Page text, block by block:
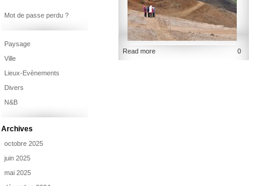
Read more 0
Mot de passe perdu ?
Paysage
Ville
Lieux-Evènements
Divers
N&B
Archives
octobre 2025
juin 2025
mai 2025